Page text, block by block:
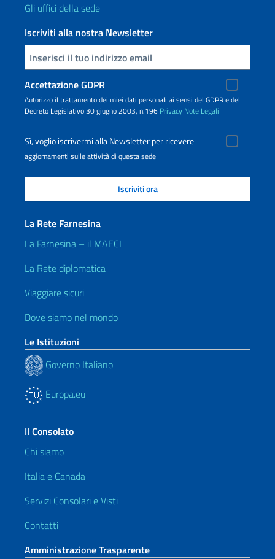
Gli uffici della sede
Iscriviti alla nostra Newsletter
Inserisci la tua email
Accettazione GDPR
Autorizzo il trattamento dei miei dati personali ai sensi del GDPR e del
Decreto Legislativo 30 giugno 2003, n.196 Privacy Note Legali
Sì, voglio iscrivermi alla Newsletter per ricevere
aggiornamenti sulle attività di questa sede
La Rete Farnesina
La Farnesina – il MAECI
La Rete diplomatica
Viaggiare sicuri
Dove siamo nel mondo
Le Istituzioni
Governo Italiano
Europa.eu
Il Consolato
Chi siamo
Italia e Canada
Servizi Consolari e Visti
Contatti
Amministrazione Trasparente